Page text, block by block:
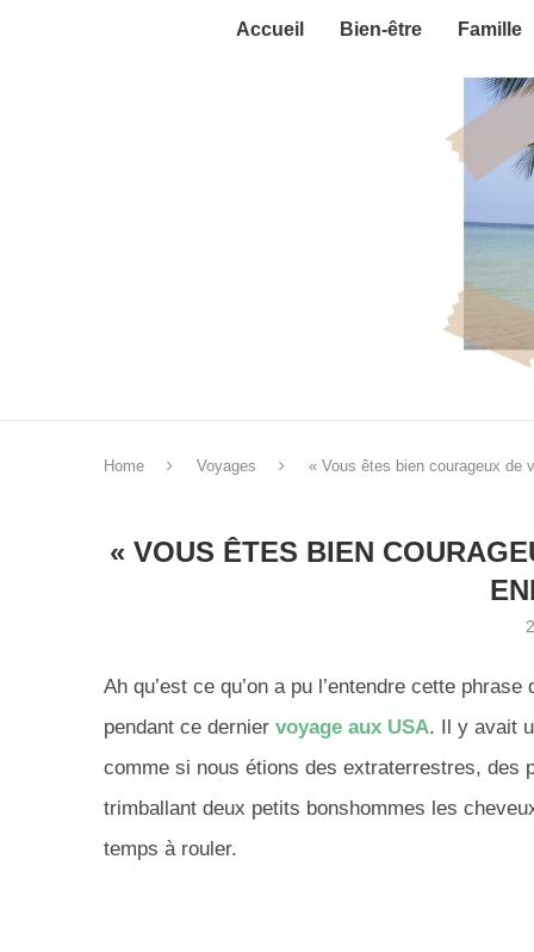
Accueil Bien-être Famille
Home Voyages « Vous êtes bien courageux de
« VOUS ÊTES BIEN
Ah qu’est ce qu’on a pu l’entendre cette
pendant ce dernier voyage aux USA. Il y avait
comme si nous étions des extraterrestres, des
trimballant deux petits bonshommes les
temps à rouler.